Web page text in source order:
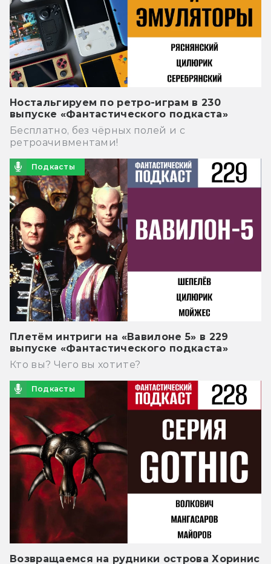
Ностальгируем по ретро-играм в 230
выпуске «Фантастического подкаста»
Бесплатно, без чёрных полей и с
ретроачивментами!
Подкасты
Плетём интриги на «Вавилоне 5» в 229
выпуске «Фантастического подкаста»
Кто вы? Чего вы хотите?
Подкасты
Возвращаемся на рудники острова Хоринис